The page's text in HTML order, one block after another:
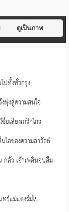
ดูเป็นภาพ
ปทั้งทั่วกรุง
พุ่งสู่ความสนใจ
เสียงเกริกไกร
ไอของความลาวัลย์
กลัว เจ้าเพลินจนลืม
ร์แม่แตงร่มใบ